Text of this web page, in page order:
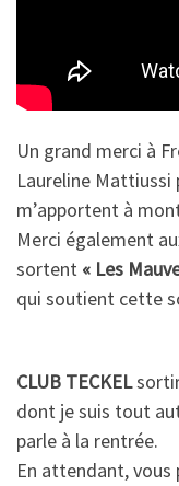
Un grand merci à
Laureline Mattiussi
m’apportent à
Merci également
sortent « Les
qui soutient cette
CLUB TECKEL
dont je suis tout
parle à la rentrée.
En attendant, vous